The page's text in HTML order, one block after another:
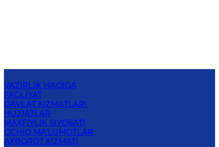
VAZIRLIK HAQIDA
FAOLIYAT
DAVLAT XIZMATLARI
HUJJATLAR
MAXFIYLIK SIYOSATI
OCHIQ MA'LUMOTLAR
AXBOROT XIZMATI